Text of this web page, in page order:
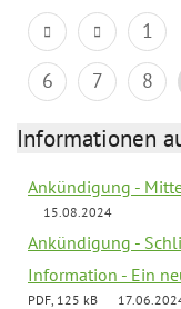
1
6
7 8
Informationen
Ankündigung -
15.08.2024
Ankündigung -
Information - Ein
PDF, 125 kB